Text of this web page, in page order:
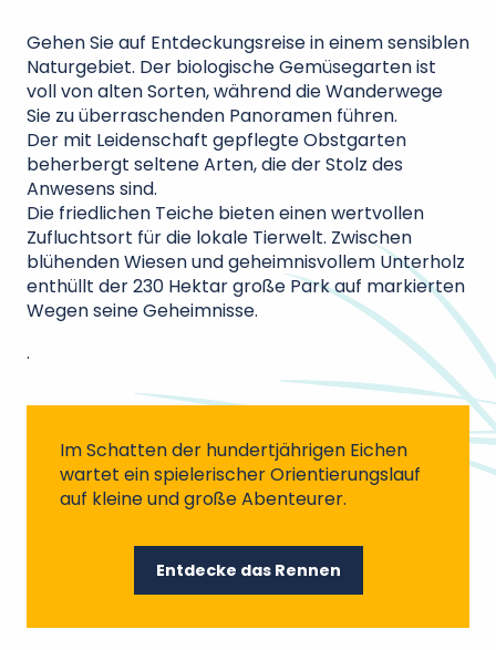
Gehen Sie auf Entdeckungsreise in einem sensiblen
Naturgebiet. Der biologische Gemüsegarten ist
voll von alten Sorten, während die Wanderwege
Sie zu überraschenden Panoramen führen.
Der mit Leidenschaft gepflegte Obstgarten
beherbergt seltene Arten, die der Stolz des
Anwesens sind.
Die friedlichen Teiche bieten einen wertvollen
Zufluchtsort für die lokale Tierwelt. Zwischen
blühenden Wiesen und geheimnisvollem Unterholz
enthüllt der 230 Hektar große Park auf markierten
Wegen seine Geheimnisse.
.
Im Schatten der hundertjährigen Eichen
wartet ein spielerischer Orientierungslauf
auf kleine und große Abenteurer.
Entdecke das Rennen